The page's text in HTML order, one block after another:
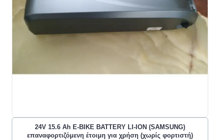
24V 15.6 Ah E-BIKE BATTERY LI-ION (SAMSUNG)
επαναφορτιζόμενη έτοιμη για χρήση (χωρίς φορτιστή)